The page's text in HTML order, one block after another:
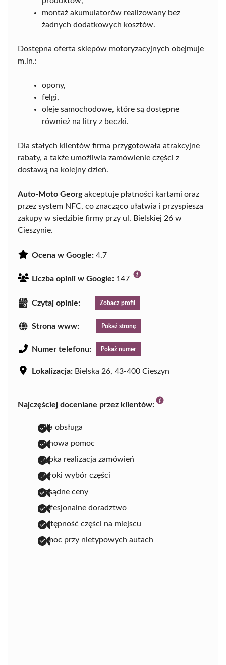
montaż akumulatorów realizowany bez
żadnych dodatkowych kosztów.
Dostępna oferta sklepów motoryzacyjnych obejmuje
m.in.:
opony,
felgi,
oleje samochodowe, które są dostępne
również na litry z beczki.
Dla stałych klientów firma przygotowała atrakcyjne
rabaty, a także umożliwia zamówienie części z
dostawą na kolejny dzień.
Auto-Moto Georgakceptuje płatności kartami oraz
przez system NFC, co znacząco ułatwia i przyspiesza
zakupy w siedzibie firmy przy ul. Bielskiej 26 w
Cieszynie.
Ocena w Google: 4.7
Liczba opinii w Google: 147
Czytaj opinie: Zobacz profil
Strona www: Pokaż stronę
Numer telefonu: Pokaż numer
Lokalizacja: Bielska 26, 43-400 Cieszyn
Najczęściej doceniane przez klientów:
miła obsługa
fachowa pomoc
szybka realizacja zamówień
szeroki wybór części
rozsądne ceny
profesjonalne doradztwo
dostępność części na miejscu
pomoc przy nietypowych autach